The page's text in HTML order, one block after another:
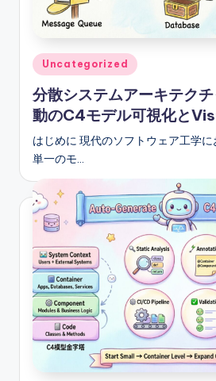
e
-
A
n
si
h
t
s
&
Posted
in
Uncategorized
分散システムアーキテク
動のC4モデル可視化と
はじめに 現代のソフトウェア工学
単一のモ…